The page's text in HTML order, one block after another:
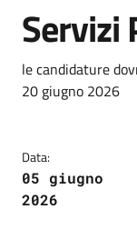
Servizi
Dettagli
le candidature
20 giugno 2026
Data:
05 giugno
2026